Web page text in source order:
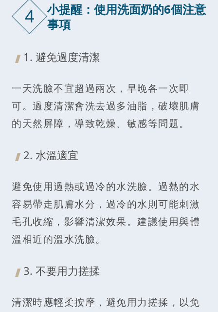
4
小提醒：使用洗面奶的6個注意
事項
1. 避免過度清潔
一天洗臉不宜超過兩次，早晚各一次即
可。過度清潔會洗去過多油脂，破壞肌膚
的天然屏障，導致乾燥、敏感等問題。
2. 水溫適宜
避免使用過熱或過冷的水洗臉。過熱的水
容易帶走肌膚水分，過冷的水則可能刺激
毛孔收縮，影響清潔效果。建議使用與體
溫相近的溫水洗臉。
3. 不要用力搓揉
清潔時應輕柔按摩，避免用力搓揉，以免